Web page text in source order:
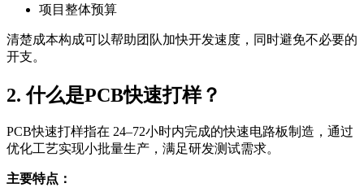
项目整体预算
清楚成本构成可以帮助团队加快开发速度，同时避免不必要的
开支。
2. 什么是PCB快速打样？
PCB快速打样指在 24–72小时内完成的快速电路板制造，通过
优化工艺实现小批量生产，满足研发测试需求。
主要特点：